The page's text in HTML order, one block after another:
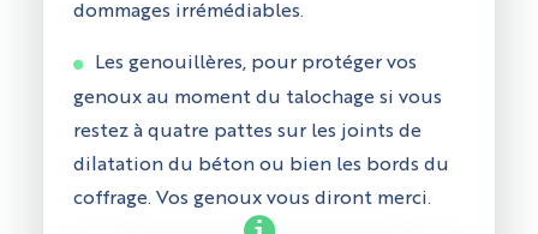
dommages irrémédiables.
Les genouillères, pour protéger vos
genoux au moment du talochage si vous
restez à quatre pattes sur les joints de
dilatation du béton ou bien les bords du
coffrage. Vos genoux vous diront merci.